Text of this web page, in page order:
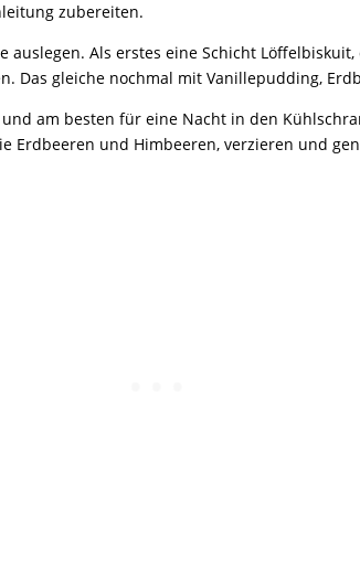
zubereiten.
auslegen. Als erstes eine Schicht
Das gleiche nochmal mit Vanillepudding,
am besten für eine Nacht in den
Erdbeeren und Himbeeren, verzieren und